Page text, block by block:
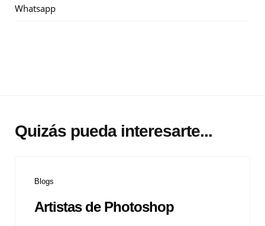
Whatsapp
Quizás pueda interesarte...
Blogs
Artistas de Photoshop